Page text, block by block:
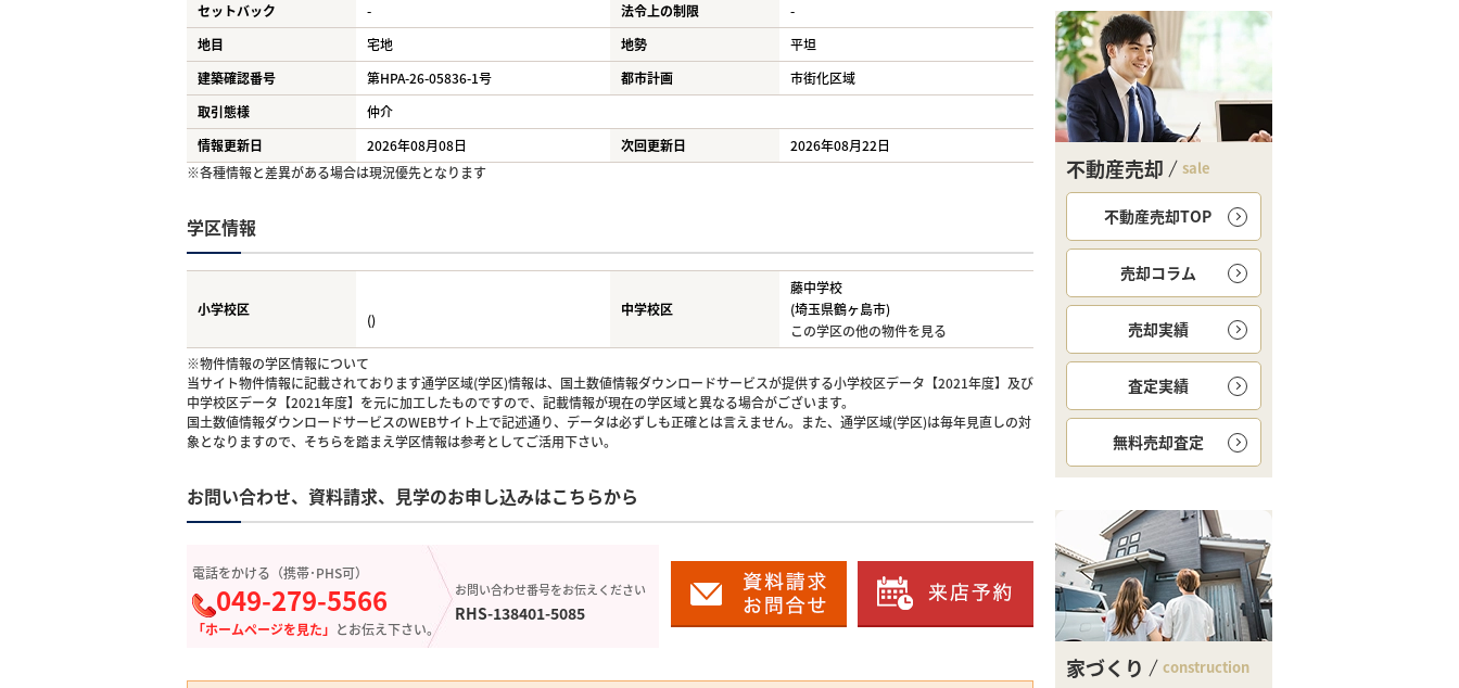
セットバック
- 法令上の制限
-
地目
宅地 地勢
平坦
建築確認番号
第HPA-26-05836-1号 都市計画
市街化区域
取引態様
仲介
情報更新日
2026年08月08日 次回更新日
2026年08月22日
※各種情報と差異がある場合は現況優先となります
学区情報
小学校区
()
中学校区
藤中学校
(埼玉県鶴ヶ島市)
この学区の他の物件を見る
※物件情報の学区情報について
当サイト物件情報に記載されております通学区域(学区)情報は、国土数値情報ダウンロードサービスが提供する小学校区データ【2021年度】及び
中学校区データ【2021年度】を元に加工したものですので、記載情報が現在の学区域と異なる場合がございます。
国土数値情報ダウンロードサービスのWEBサイト上で記述通り、データは必ずしも正確とは言えません。また、通学区域(学区)は毎年見直しの対
象となりますので、そちらを踏まえ学区情報は参考としてご活用下さい。
お問い合わせ、資料請求、見学のお申し込みはこちらから
電話をかける（携帯･PHS可）
049-279-5566
「ホームページを見た」 とお伝え下さい。
お問い合わせ番号をお伝えください
RHS-138401-5085
不動産売却 sale
不動産売却TOP
売却コラム
売却実績
査定実績
無料売却査定
家づくり construction